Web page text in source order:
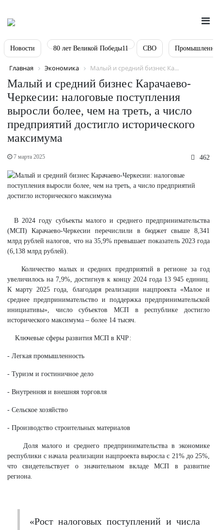
Новости 80 лет Великой Победы11 СВО
Главная Экономика Малый и средний бизнес Ка...
Малый и средний бизнес Карачаево-
Черкесии: налоговые поступления
выросли более, чем на треть, а число
предприятий достигло исторического
максимума
7 марта 2025 462
В 2024 году субъекты малого и среднего предпринимательства
(МСП) Карачаево-Черкесии перечислили в бюджет свыше 8,341
млрд рублей налогов, что на 35,9% превышает показатель 2023 года
(6,138 млрд рублей).
Количество малых и средних предприятий в регионе за год
увеличилось на 7,9%, достигнув к концу 2024 года 13 945 единиц.
К марту 2025 года, благодаря реализации нацпроекта «Малое и
среднее предпринимательство и поддержка предпринимательской
инициативы», число субъектов МСП в республике достигло
исторического максимума – более 14 тысяч.
Ключевые сферы развития МСП в КЧР:
- Легкая промышленность
- Туризм и гостиничное дело
- Внутренняя и внешняя торговля
- Сельское хозяйство
- Производство строительных материалов
Доля малого и среднего предпринимательства в экономике
республики с начала реализации нацпроекта выросла с 21% до 25%,
что свидетельствует о значительном вкладе МСП в развитие
региона.
«Рост налоговых поступлений и числа